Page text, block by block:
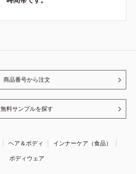
商品番号から注文
無料サンプルを探す
ヘア＆ボディ
インナーケア（食品）
ボディウェア